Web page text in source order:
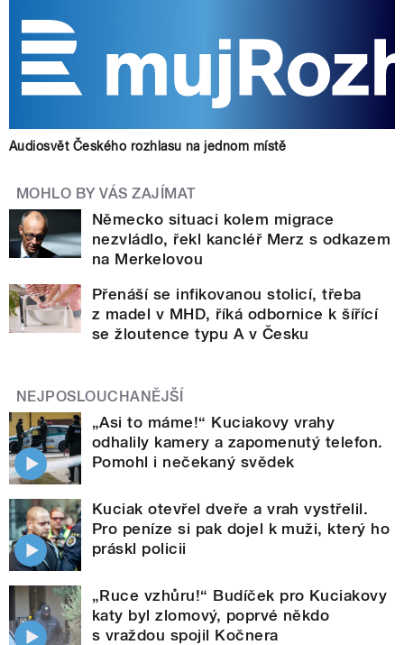
Audiosvět Českého rozhlasu na jednom místě
MOHLO BY VÁS ZAJÍMAT
Německo situaci kolem migrace
nezvládlo, řekl kancléř Merz s odkazem
na Merkelovou
Přenáší se infikovanou stolicí, třeba
z madel v MHD, říká odbornice k šířící
se žloutence typu A v Česku
NEJPOSLOUCHANĚJŠÍ
„Asi to máme!“ Kuciakovy vrahy
odhalily kamery a zapomenutý telefon.
Pomohl i nečekaný svědek
Kuciak otevřel dveře a vrah vystřelil.
Pro peníze si pak dojel k muži, který ho
práskl policii
„Ruce vzhůru!“ Budíček pro Kuciakovy
katy byl zlomový, poprvé někdo
s vraždou spojil Kočnera